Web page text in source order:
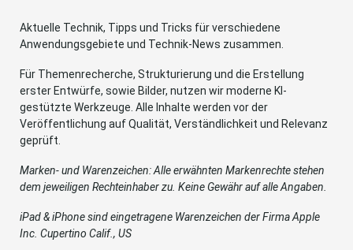
Aktuelle Technik, Tipps und Tricks für verschiedene
Anwendungsgebiete und Technik-News zusammen.
Für Themenrecherche, Strukturierung und die Erstellung
erster Entwürfe, sowie Bilder, nutzen wir moderne KI-
gestützte Werkzeuge. Alle Inhalte werden vor der
Veröffentlichung auf Qualität, Verständlichkeit und Relevanz
geprüft.
Marken- und Warenzeichen: Alle erwähnten Markenrechte stehen
dem jeweiligen Rechteinhaber zu. Keine Gewähr auf alle Angaben.
iPad & iPhone sind eingetragene Warenzeichen der Firma Apple
Inc. Cupertino Calif., US